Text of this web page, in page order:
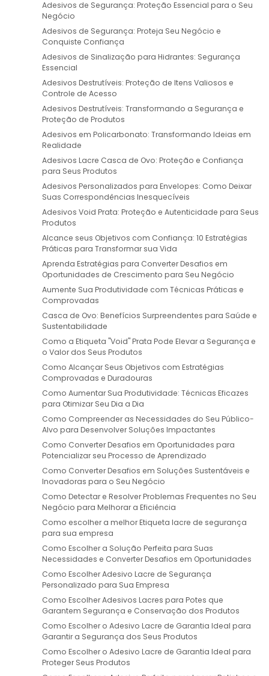
Adesivos de Segurança: Proteção Essencial para o Seu
Negócio
Adesivos de Segurança: Proteja Seu Negócio e
Conquiste Confiança
Adesivos de Sinalização para Hidrantes: Segurança
Essencial
Adesivos Destrutíveis: Proteção de Itens Valiosos e
Controle de Acesso
Adesivos Destrutíveis: Transformando a Segurança e
Proteção de Produtos
Adesivos em Policarbonato: Transformando Ideias em
Realidade
Adesivos Lacre Casca de Ovo: Proteção e Confiança
para Seus Produtos
Adesivos Personalizados para Envelopes: Como Deixar
Suas Correspondências Inesquecíveis
Adesivos Void Prata: Proteção e Autenticidade para Seus
Produtos
Alcance seus Objetivos com Confiança: 10 Estratégias
Práticas para Transformar sua Vida
Aprenda Estratégias para Converter Desafios em
Oportunidades de Crescimento para Seu Negócio
Aumente Sua Produtividade com Técnicas Práticas e
Comprovadas
Casca de Ovo: Benefícios Surpreendentes para Saúde e
Sustentabilidade
Como a Etiqueta "Void" Prata Pode Elevar a Segurança e
o Valor dos Seus Produtos
Como Alcançar Seus Objetivos com Estratégias
Comprovadas e Duradouras
Como Aumentar Sua Produtividade: Técnicas Eficazes
para Otimizar Seu Dia a Dia
Como Compreender as Necessidades do Seu Público-
Alvo para Desenvolver Soluções Impactantes
Como Converter Desafios em Oportunidades para
Potencializar seu Processo de Aprendizado
Como Converter Desafios em Soluções Sustentáveis e
Inovadoras para o Seu Negócio
Como Detectar e Resolver Problemas Frequentes no Seu
Negócio para Melhorar a Eficiência
Como escolher a melhor Etiqueta lacre de segurança
para sua empresa
Como Escolher a Solução Perfeita para Suas
Necessidades e Converter Desafios em Oportunidades
Como Escolher Adesivo Lacre de Segurança
Personalizado para Sua Empresa
Como Escolher Adesivos Lacres para Potes que
Garantem Segurança e Conservação dos Produtos
Como Escolher o Adesivo Lacre de Garantia Ideal para
Garantir a Segurança dos Seus Produtos
Como Escolher o Adesivo Lacre de Garantia Ideal para
Proteger Seus Produtos